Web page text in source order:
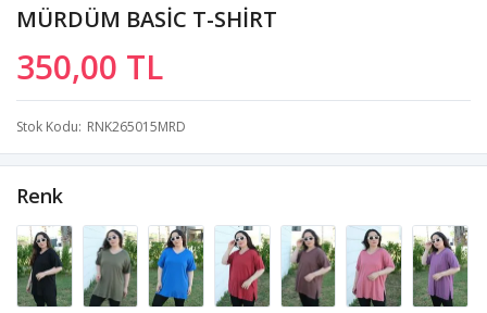
MÜRDÜM BASİC T-SHİRT
350,00 TL
Stok Kodu RNK265015MRD
Renk